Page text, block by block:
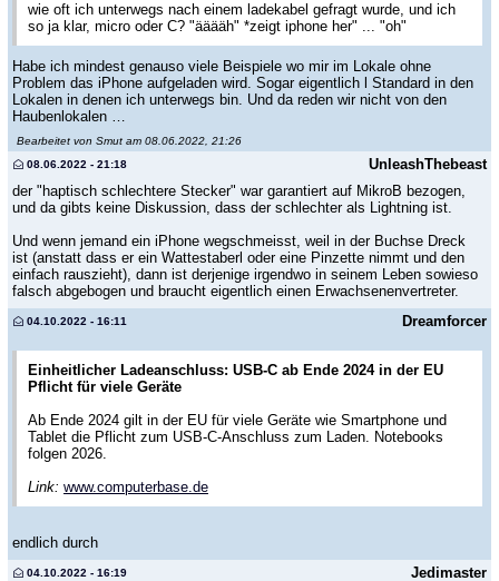
wie oft ich unterwegs nach einem ladekabel gefragt wurde, und ich
so ja klar, micro oder C? "ääääh" *zeigt iphone her" ... "oh"
Habe ich mindest genauso viele Beispiele wo mir im Lokale ohne
Problem das iPhone aufgeladen wird. Sogar eigentlich l Standard in den
Lokalen in denen ich unterwegs bin. Und da reden wir nicht von den
Haubenlokalen …
Bearbeitet von Smut am 08.06.2022, 21:26
UnleashThebeast
08.06.2022 - 21:18
der "haptisch schlechtere Stecker" war garantiert auf MikroB bezogen,
und da gibts keine Diskussion, dass der schlechter als Lightning ist.
Und wenn jemand ein iPhone wegschmeisst, weil in der Buchse Dreck
ist (anstatt dass er ein Wattestaberl oder eine Pinzette nimmt und den
einfach rauszieht), dann ist derjenige irgendwo in seinem Leben sowieso
falsch abgebogen und braucht eigentlich einen Erwachsenenvertreter.
Dreamforcer
04.10.2022 - 16:11
Einheitlicher Ladeanschluss: USB-C ab Ende 2024 in der EU
Pflicht für viele Geräte
Ab Ende 2024 gilt in der EU für viele Geräte wie Smartphone und
Tablet die Pflicht zum USB-C-Anschluss zum Laden. Notebooks
folgen 2026.
Link: www.computerbase.de
endlich durch
Jedimaster
04.10.2022 - 16:19